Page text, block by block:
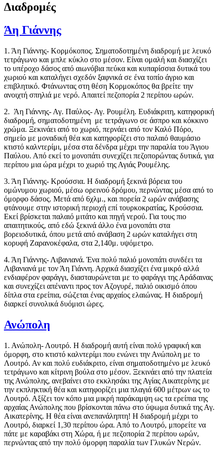
Διαδρομές
Άη Γιάννης
1. Άη Γιάννης- Κορμόκοπος. Σηματοδοτημένη διαδρομή με λευκό
τετράγωνο και μπλε κύκλο στο μέσον. Είναι ομαλή και διασχίζει
το υπέροχο δάσος από αιωνόβια πεύκα και κυπαρίσσια δυτικά του
χωριού και καταλήγει σχεδόν ξαφνικά σε ένα τοπίο άγριο και
επιβλητικό. Φτάνωντας στη θέση Κορμοκόπος θα βρείτε την
ανοιχτή σπηλιά με νερό. Απαιτεί πεζοπορία 2 περίπου ωρών.
2. Άη Γιάννης- Αγ. Παύλος- Αγ. Ρουμέλη. Ευδιάκριτη, κατηφορική
διαδρομή, σηματοδοτημένη με τετράγωνο σε άσπρο και κόκκινο
χρώμα. Ξεκινάει από το χωριό, περνάει από τον Καλό Πόρο,
σημείο με μοναδική θέα και κατηφορίζει στο παλαιό θαυμάσιο
κτιστό καλντερίμι, μέσα στα δένδρα μέχρι την παραλία του Άγιου
Παύλου. Από εκεί το μονοπάτι συνεχίζει πεζοπορώντας δυτικά, για
περίπου μια ώρα μέχρι το χωριό της Αγιάς Ρουμέλης.
3. Άη Γιάννης- Κρούσσια. Η διαδρομή ξεκινά βόρεια του
ομώνυμου χωριού, μέσω ορεινού δρόμου, περνώντας μέσα από το
όμορφο δάσος. Μετά από 6χλμ., και πορεία 2 ωρών ανάβασης
φτάνουμε στην ιστορική περιοχή επί τουρκοκρατίας, Κρούσσια.
Εκεί βρίσκεται παλαιό μιτάτο και πηγή νερού. Για τους πιο
απαιτητικούς, από εδώ ξεκινά άλλο ένα μονοπάτι στα
βορειοδυτικά, όπου μετά από ανάβαση 2 ωρών καταλήγει στη
κορυφή Ζαρανοκέφαλα, στα 2,140μ. υψόμετρο.
4. Άη Γιάννης- Λιβανιανά. Ένα πολύ παλιό μονοπάτι συνδέει τα
Λιβανιανά με τον Άη Γιάννη. Αρχικά διασχίζει ένα μικρό αλλά
ενδιαφέρον φαράγγι, διασταυρώνεται με το φαράγγι της Αράδαινας
και συνεχίζει απέναντι προς τον Αζογυρέ, παλιό οικισμό όπου
δίπλα στα ερείπια, σώζεται ένας αρχαίος ελαιώνας. Η διαδρομή
διαρκεί συνολικά δυόμισι ώρες.
Ανώπολη
1. Ανώπολη- Λουτρό. Η διαδρομή αυτή είναι πολύ γραφική και
όμορφη, στο κτιστό καλντερίμι που ενώνει την Ανώπολη με το
Λουτρό. Αν και πολύ ευδιάκριτο, είναι σηματοδοτημένο με λευκό
τετράγωνο και κίτρινη βούλα στο μέσον. Ξεκινάει από την πλατεία
της Ανώπολης, ανεβαίνει στο εκκλησάκι της Αγίας Αικατερίνης με
την εκπληκτική θέα και κατηφορίζει μια πλαγιά 600 μέτρων ως το
Λουτρό. Αξίζει τον κόπο μια μικρή παράκαμψη ως τα ερείπια της
αρχαίας Ανώπολης που βρίσκονται πάνω στο ύψωμα δυτικά της Αγ.
Αικατερίνης. Η θέα είναι ανεπανάληπτη! Η διαδρομή μέχρι το
Λουτρό, διαρκεί 1,30 περίπου ώρα. Από το Λουτρό, μπορείτε να
πάτε με καραβάκι στη Χώρα, ή με πεζοπορία 2 περίπου ωρών,
περνώντας από την πολύ όμορφη παραλία των Γλυκών Νερών.